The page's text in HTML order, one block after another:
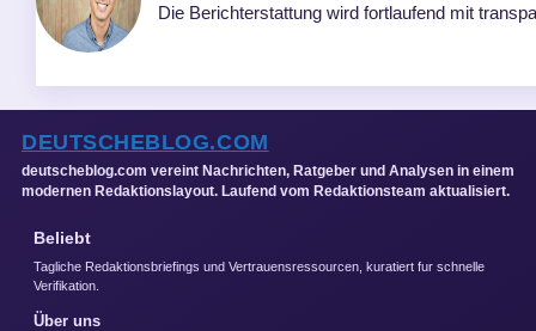
Die Berichterstattung wird fortlaufend mit
DEUTSCHEBLOG.COM
deutscheblog.com vereint Nachrichten, Ratgeber und Analysen in einem
modernen Redaktionslayout. Laufend vom Redaktionsteam aktualisiert.
Beliebt
Tagliche Redaktionsbriefings und Vertrauensressourcen, kuratiert fur schnelle
Verifikation.
Über uns